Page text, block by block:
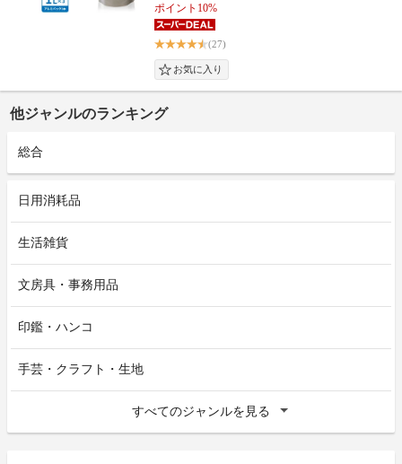
ポイント10%
(27)
他ジャンルのランキング
総合
日用消耗品
生活雑貨
文房具・事務用品
印鑑・ハンコ
手芸・クラフト・生地
すべてのジャンルを見る